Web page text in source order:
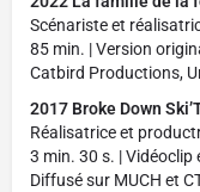
Scénariste et
85 min. | Version
Catbird Productions,
2017 Broke Down
Réalisatrice et
3 min. 30 s. |
Diffusé sur MUCH et